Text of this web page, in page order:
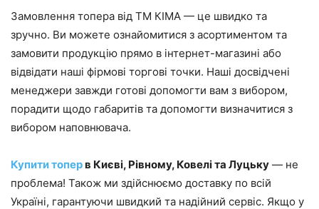
Замовлення топера від ТМ КІМА — це швидко та
зручно. Ви можете ознайомитися з асортиментом та
замовити продукцію прямо в інтернет-магазині або
відвідати наші фірмові торгові точки. Наші досвідчені
менеджери завжди готові допомогти вам з вибором,
порадити щодо габаритів та допомогти визначитися з
вибором наповнювача.
Купити топерв Києві, Рівному, Ковелі та Луцьку — не
проблема! Також ми здійснюємо доставку по всій
Україні, гарантуючи швидкий та надійний сервіс. Якщо у